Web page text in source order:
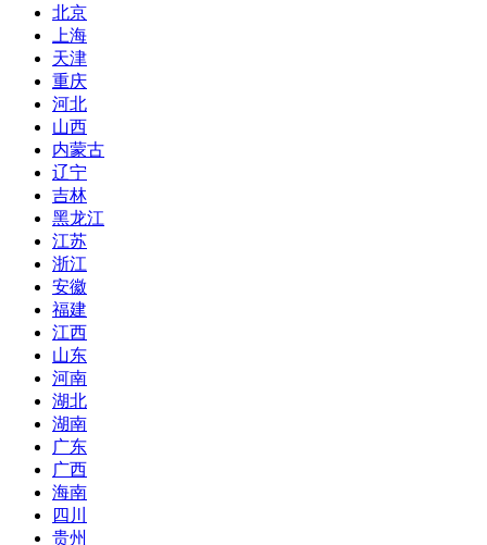
北京
上海
天津
重庆
河北
山西
内蒙古
辽宁
吉林
黑龙江
江苏
浙江
安徽
福建
江西
山东
河南
湖北
湖南
广东
广西
海南
四川
贵州